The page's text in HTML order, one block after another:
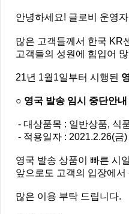
안녕하세요! 글로비 운영
많은 고객들께서 한국 KR
고객들의 성원에 힘입어
21년 1월1일부터 시행된
○ 영국 발송 임시 중단안
- 대상품목 : 일반상품, 식
- 적용일자 : 2021.2.26(금
영국 발송 상품이 빠른 시
앞으로도 고객의 입장에
많은 이용 부탁 드립니다.